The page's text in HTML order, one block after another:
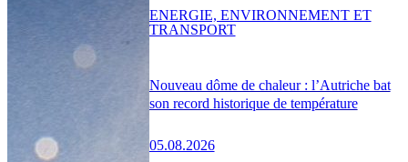
Nouveau dôme de chaleur : l’Autriche bat
son record historique de température
05.08.2026
ENERGIE, ENVIRONNEMENT ET
TRANSPORT